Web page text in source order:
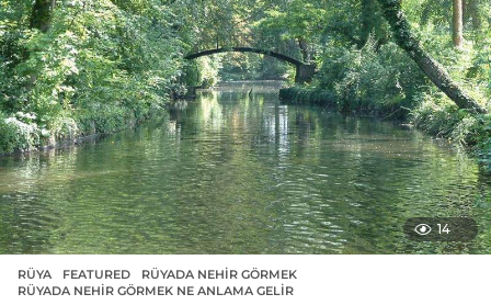
14
RÜYA FEATURED ,RÜYADA NEHIR GÖRMEK
RÜYADA NEHIR GÖRMEK NE ANLAMA GELIR